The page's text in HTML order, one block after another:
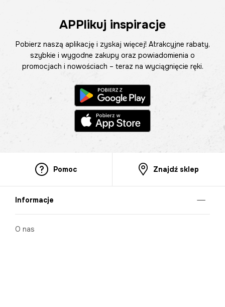
APPlikuj inspiracje
Pobierz naszą aplikację i zyskaj więcej! Atrakcyjne rabaty,
szybkie i wygodne zakupy oraz powiadomienia o
promocjach i nowościach – teraz na wyciągnięcie ręki.
Pomoc Znajdź sklep
Informacje
O nas